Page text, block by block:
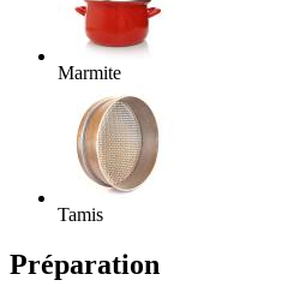
Marmite
Tamis
Préparation